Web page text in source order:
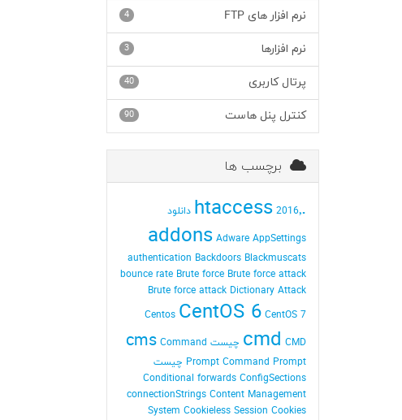
4 نرم افزار های FTP
3 نرم افزارها
40 پرتال کاربری
90 کنترل پنل هاست
برچسب ها
.htaccess2016٬ دانلود
addons Adware AppSettings
authentication Backdoors Blackmuscats
bounce rate Brute force Brute force attack
Brute force attack Dictionary Attack
Centos CentOS 6 CentOS 7
cmd CMD چیست cms Command
Prompt Command Prompt چیست
Conditional forwards ConfigSections
connectionStrings Content Management
System Cookieless Session Cookies